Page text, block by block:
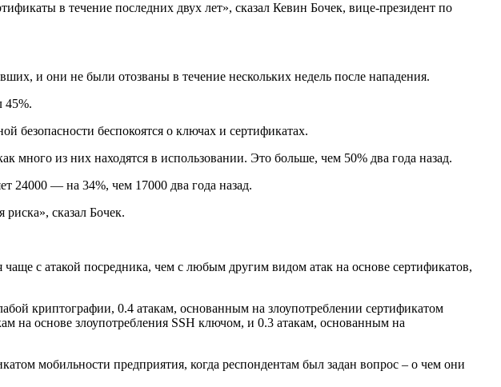
в течение последних двух лет», сказал Кевин Бочек, вице-президент по
и они не были отозваны в течение нескольких недель после нападения.
45%.
беспокоятся о ключах и сертификатах.
много из них находятся в использовании. Это больше, чем 50% два года назад.
24000 — на 34%, чем 17000 два года назад.
сказал Бочек.
с атакой посредника, чем с любым другим видом атак на основе сертификатов,
криптографии, 0.4 атакам, основанным на злоупотреблении сертификатом
на основе злоупотребления SSH ключом, и 0.3 атакам, основанным на
мобильности предприятия, когда респондентам был задан вопрос – о чем они